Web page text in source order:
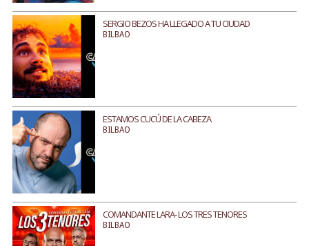
SERGIO BEZOS HA LLEGADO A TU CIUDAD
BILBAO
ESTAMOS CUCÚ DE LA CABEZA
BILBAO
COMANDANTE LARA- LOS TRES TENORES
BILBAO